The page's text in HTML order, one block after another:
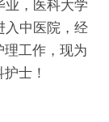
业，医科大学
入中医院，经
理工作，现为
士！